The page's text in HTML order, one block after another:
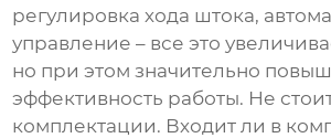
регулировка хода штока,
управление – все это
но при этом значительно
эффективность работы. Не
комплектации. Входит ли в